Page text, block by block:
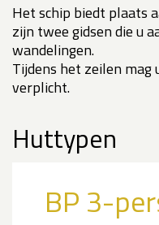
Het schip biedt plaats
zijn twee gidsen die u
wandelingen.
Tijdens het zeilen mag
verplicht.
Huttypen
BP 3-